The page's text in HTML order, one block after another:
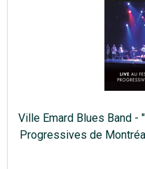
Ville Emard Blues Band
Progressives de